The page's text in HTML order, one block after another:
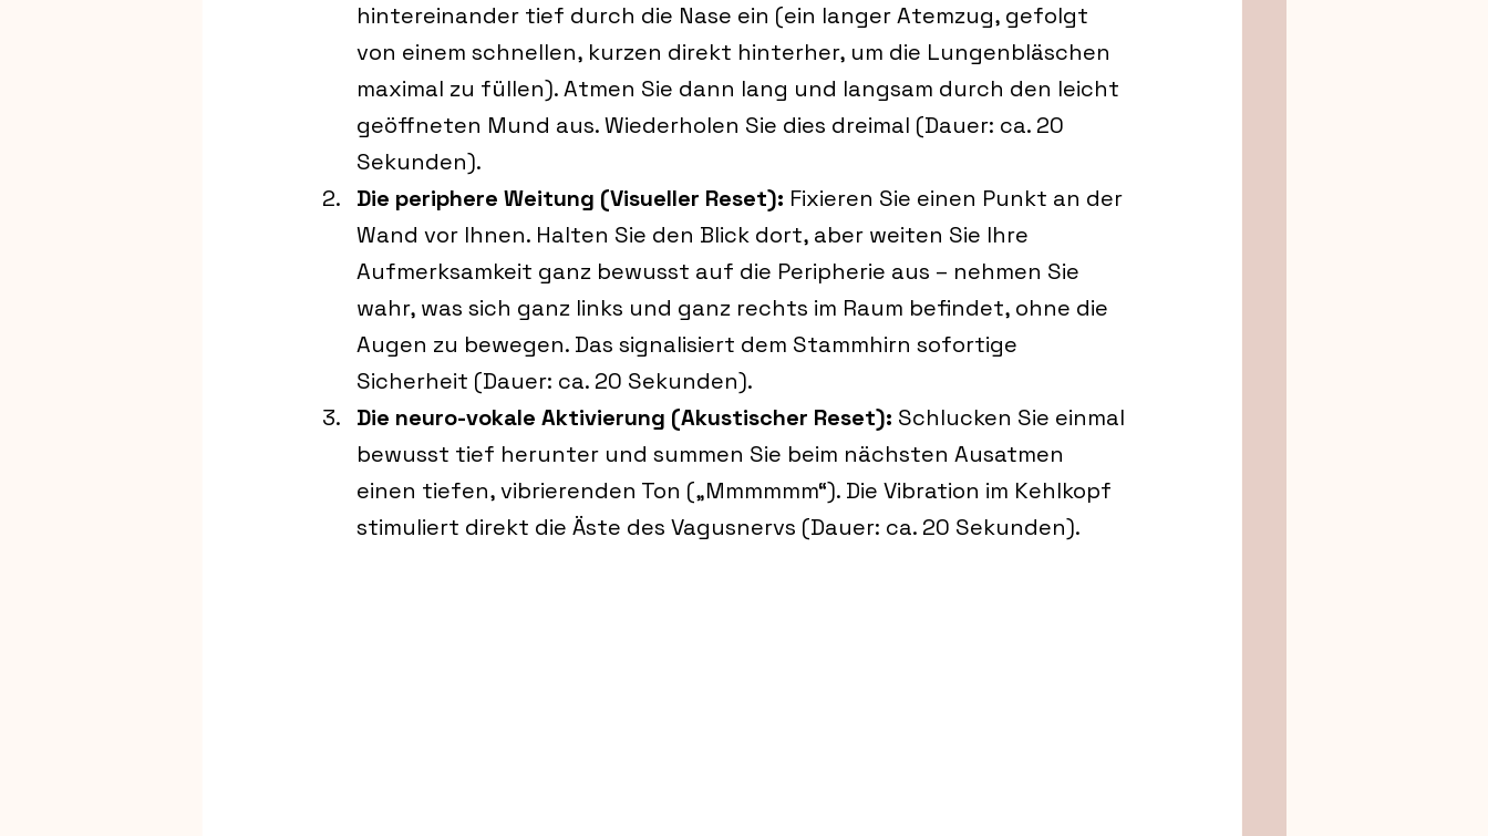
hintereinander tief durch die Nase ein (ein langer Atemzug, gefolgt
von einem schnellen, kurzen direkt hinterher, um die Lungenbläschen
maximal zu füllen). Atmen Sie dann lang und langsam durch den leicht
geöffneten Mund aus. Wiederholen Sie dies dreimal (Dauer: ca. 20
Sekunden).
Die periphere Weitung (Visueller Reset): Fixieren Sie einen Punkt an der
Wand vor Ihnen. Halten Sie den Blick dort, aber weiten Sie Ihre
Aufmerksamkeit ganz bewusst auf die Peripherie aus – nehmen Sie
wahr, was sich ganz links und ganz rechts im Raum befindet, ohne die
Augen zu bewegen. Das signalisiert dem Stammhirn sofortige
Sicherheit (Dauer: ca. 20 Sekunden).
Die neuro-vokale Aktivierung (Akustischer Reset): Schlucken Sie einmal
bewusst tief herunter und summen Sie beim nächsten Ausatmen
einen tiefen, vibrierenden Ton („Mmmmmm“). Die Vibration im Kehlkopf
stimuliert direkt die Äste des Vagusnervs (Dauer: ca. 20 Sekunden).